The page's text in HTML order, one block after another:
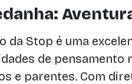
da Stop é uma
de pensamento
e parentes. Com